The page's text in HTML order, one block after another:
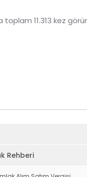
toplam 11.313 kez
Rehberi